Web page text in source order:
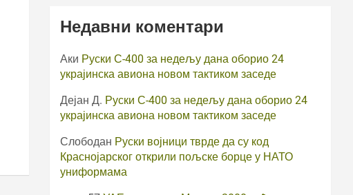
Недавни коментари
Аки Руски С-400 за недељу дана оборио 24
украјинска авиона новом тактиком заседе
Дејан Д. Руски С-400 за недељу дана оборио 24
украјинска авиона новом тактиком заседе
Слободан Руски војници тврде да су код
Краснојарског открили пољске борце у НАТО
униформама